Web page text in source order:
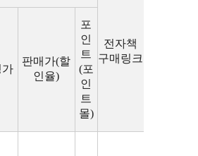
전자책
구매링크
가
판매가(할
인율)
포
인
트
(포
인
트
몰)